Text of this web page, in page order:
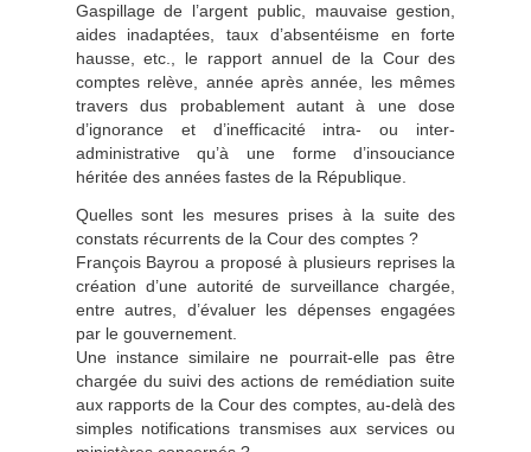
Gaspillage de l’argent public, mauvaise gestion,
aides inadaptées, taux d’absentéisme en forte
hausse, etc., le rapport annuel de la Cour des
comptes relève, année après année, les mêmes
travers dus probablement autant à une dose
d’ignorance et d’inefficacité intra- ou inter-
administrative qu’à une forme d’insouciance
héritée des années fastes de la République.
Quelles sont les mesures prises à la suite des
constats récurrents de la Cour des comptes ?
François Bayrou a proposé à plusieurs reprises la
création d’une autorité de surveillance chargée,
entre autres, d’évaluer les dépenses engagées
par le gouvernement.
Une instance similaire ne pourrait-elle pas être
chargée du suivi des actions de remédiation suite
aux rapports de la Cour des comptes, au-delà des
simples notifications transmises aux services ou